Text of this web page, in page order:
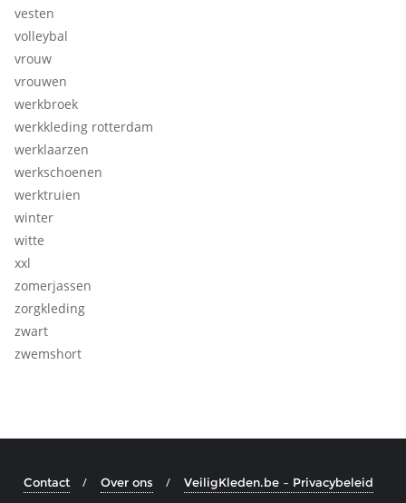
vesten
volleybal
vrouw
vrouwen
werkbroek
werkkleding rotterdam
werklaarzen
werkschoenen
werktruien
winter
witte
xxl
zomerjassen
zorgkleding
zwart
zwemshort
Contact Over ons VeiligKleden.be – Privacybeleid